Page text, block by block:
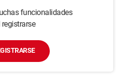
funcionalidades